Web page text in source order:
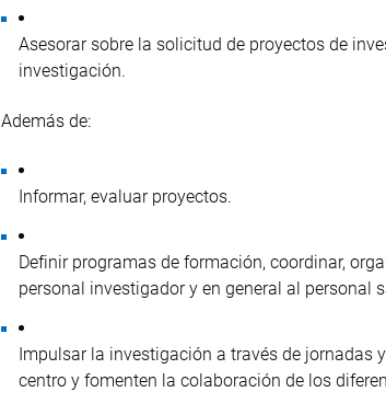
Asesorar sobre la solicitud de proyectos de
investigación.
Además de:
Informar, evaluar proyectos.
Definir programas de formación, coordinar,
personal investigador y en general al personal
Impulsar la investigación a través de jornadas
centro y fomenten la colaboración de los